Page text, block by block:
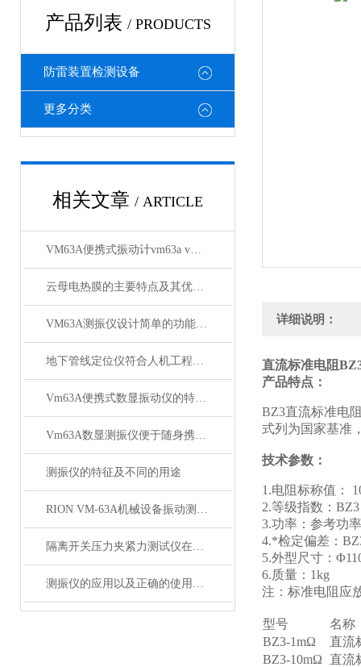
产品列表 / PRODUCTS
防雷装置检测设备
更多分类
相关文章 / ARTICLE
VM63A便携式振动计vm63a vm63a测振仪厂商批发
云母电热膜的主要特点及其优良特性
VM63A测振仪设计简单的功能特点
地下管线定位仪符合人机工程学原理的设计
Vm63A便携式数显振动仪的特点及使用方法
Vm63A数显测振仪便于随身携带使用
测振仪的特征及不同的用途
RION VM-63A机械设备振动测量仪 便携式振动仪*
隔离开关压力夹紧力测试仪在电力设备中的应用
测振仪的应用以及正确的使用方法
详细说明：
直流标准电阻
产品特点：
BZ3直流标准电
式列为国家基准
技术参数：
1.电阻标称值：
2.等级指数：
3.功率：参考功
4.*检定偏差：
5.外型尺寸：
6.质量：1kg
注：标准电阻应
型号
名称
BZ3-1mΩ
直流
BZ3-10mΩ
直流